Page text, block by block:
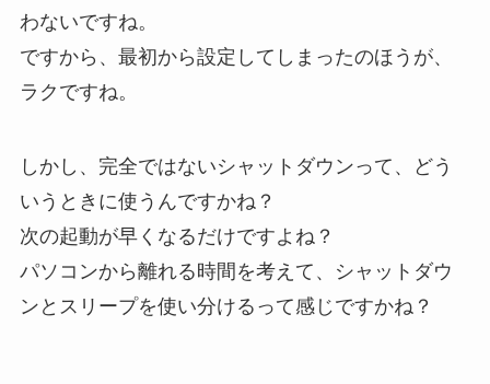
わないですね。
ですから、最初から設定してしまったのほうが、
ラクですね。
しかし、完全ではないシャットダウンって、どう
いうときに使うんですかね？
次の起動が早くなるだけですよね？
パソコンから離れる時間を考えて、シャットダウ
ンとスリープを使い分けるって感じですかね？